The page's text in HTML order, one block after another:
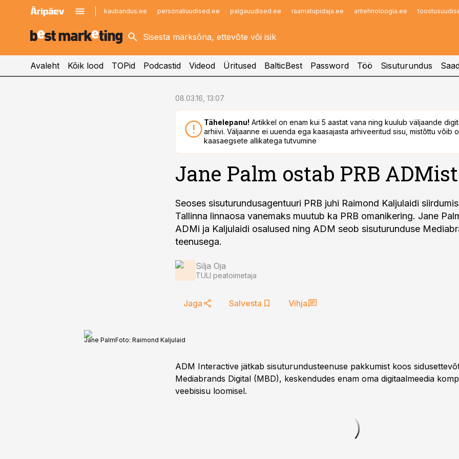
kaubandus.ee personaliuudised.ee palgauudised.ee raamatupidaja.ee aritehnoloogia.ee
kinnisvarauudised.ee
logistikauudised.ee
imelineajalugu.ee
Infopank
Avaleht Kõik lood TOPid Podcastid Videod Üritused BalticBest Password Töö Sisuturundus
08.03.16, 13:07
Tähelepanu! Artikkel on enam kui 5 aastat vana ning kuulub väljaande
arhiivi. Väljaanne ei uuenda ega kaasajasta arhiveeritud sisu, mistõttu võib
kaasaegsete allikatega tutvumine
Jane Palm ostab PRB
Seoses sisuturundusagentuuri PRB juhi Raimond Kaljulaidi
Tallinna linnaosa vanemaks muutub ka PRB omanikering. Jane
ADMi ja Kaljulaidi osalused ning ADM seob sisuturunduse
teenusega.
Silja Oja
TULI peatoimetaja
Jaga Salvesta Vihja
Jane PalmFoto: Raimond Kaljulaid
ADM Interactive jätkab sisuturundusteenuse pakkumist koos
Mediabrands Digital (MBD), keskendudes enam oma digitaalmeedia
veebisisu loomisel.